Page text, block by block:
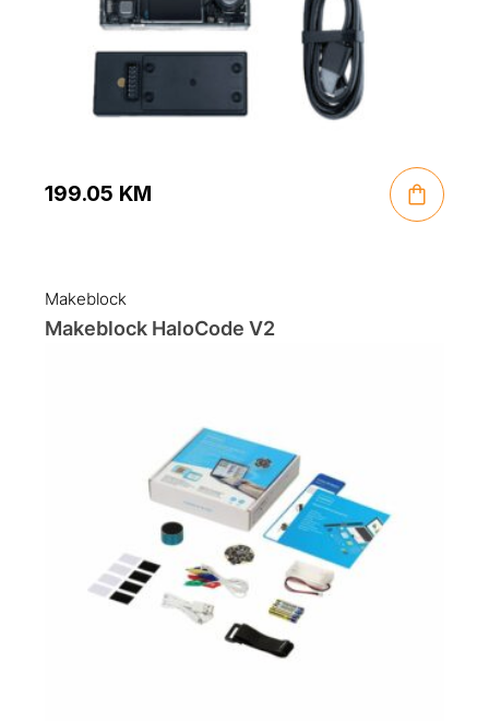
199.05 KM
Makeblock
Makeblock HaloCode V2